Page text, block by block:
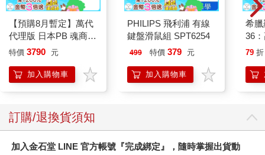
【預購8月暫定】萬代
代理版 日本PB 魂商店
限定 數碼寶貝 D-ARK
特價 3790 元
加入購物車
PHILIPS 飛利浦 有線
鍵盤滑鼠組 SPT6254
499 特價 379 元
加入購物車
希
36
79 折
訂購/退換貨須知
加入金石堂 LINE 官方帳號『完成綁定』，隨時掌握出貨動